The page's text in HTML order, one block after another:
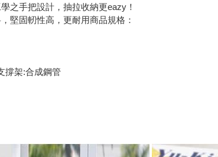
之手把設計，抽拉收納更eazy！
堅固軔性高，更耐用商品規格：
撐架:合成鋼管